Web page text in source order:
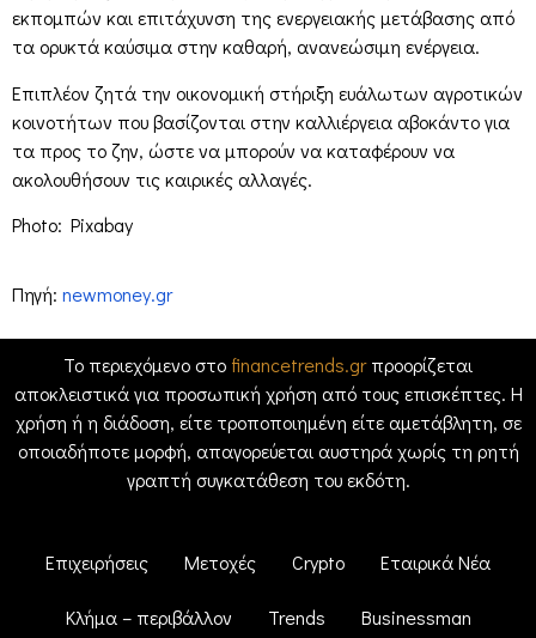
εκπομπών και επιτάχυνση της ενεργειακής μετάβασης από
τα ορυκτά καύσιμα στην καθαρή, ανανεώσιμη ενέργεια.
Επιπλέον ζητά την οικονομική στήριξη ευάλωτων αγροτικών
κοινοτήτων που βασίζονται στην καλλιέργεια αβοκάντο για
τα προς το ζην, ώστε να μπορούν να καταφέρουν να
ακολουθήσουν τις καιρικές αλλαγές.
Photo: Pixabay
Πηγή: newmoney.gr
Το περιεχόμενο στο financetrends.grπροορίζεται
αποκλειστικά για προσωπική χρήση από τους επισκέπτες. Η
χρήση ή η διάδοση, είτε τροποποιημένη είτε αμετάβλητη, σε
οποιαδήποτε μορφή, απαγορεύεται αυστηρά χωρίς τη ρητή
γραπτή συγκατάθεση του εκδότη.
Επιχειρήσεις Μετοχές Crypto Εταιρικά Νέα
Κλήμα – περιβάλλον Trends Businessman